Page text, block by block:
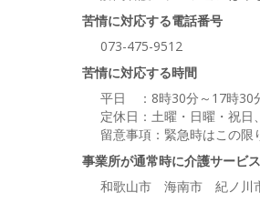
苦情に対応する電話番号
073-475-9512
苦情に対応する時間
平日 ：8時30分～17時30
定休日：土曜・日曜・祝
留意事項：緊急時はこの限
事業所が通常時に介護サービ
和歌山市 海南市 紀ノ川